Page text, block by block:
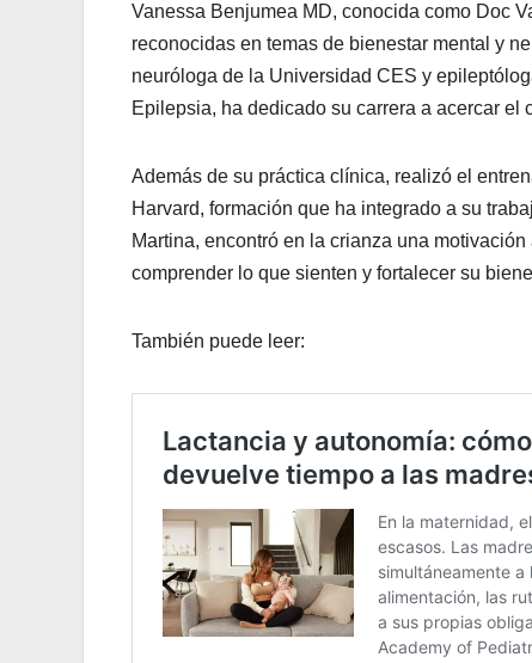
Vanessa Benjumea MD, conocida como Doc
reconocidas en temas de bienestar mental y
neuróloga de la Universidad CES y
Epilepsia, ha dedicado su carrera a acercar
Además de su práctica clínica, realizó el
Harvard, formación que ha integrado a su
Martina, encontró en la crianza una
comprender lo que sienten y fortalecer su
También puede leer: